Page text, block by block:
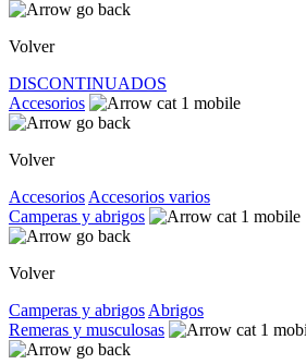
Volver
DISCONTINUADOS
Accesorios
Volver
Accesorios Accesorios varios
Camperas y abrigos
Volver
Camperas y abrigos Abrigos
Remeras y musculosas